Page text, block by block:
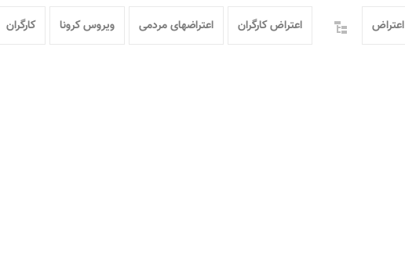
اعتراض کارگران اعتراضهای مردمی ویروس کرونا کارگران